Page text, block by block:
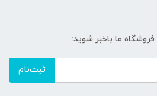
ما باخبر شوید:
ثبت‌نام